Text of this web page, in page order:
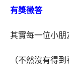
有獎徵答
其實每一位小
（不然沒有得